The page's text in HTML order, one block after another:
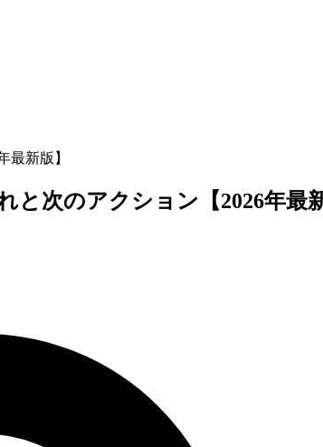
最新版】
次のアクション【2026年最新